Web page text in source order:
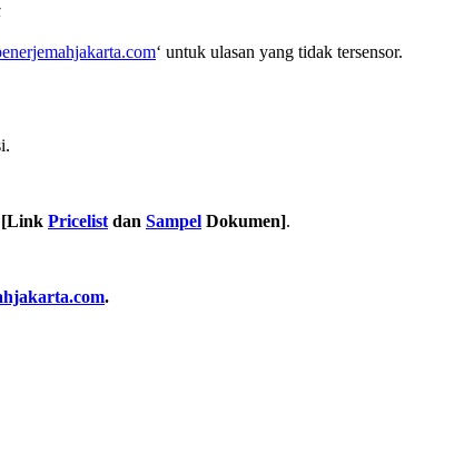
‘ untuk ulasan yang tidak tersensor.
[Link Pricelist dan Sampel Dokumen].
.